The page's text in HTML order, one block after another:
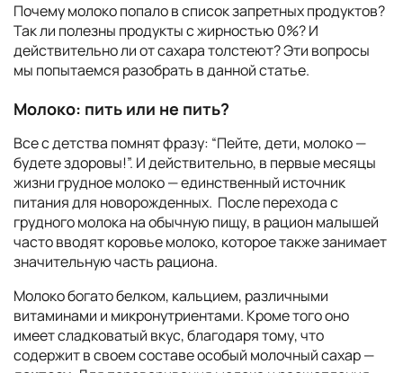
Почему молоко попало в список запретных продуктов?
Так ли полезны продукты с жирностью 0%? И
действительно ли от сахара толстеют? Эти вопросы
мы попытаемся разобрать в данной статье.
Молоко: пить или не пить?
Все с детства помнят фразу: “Пейте, дети, молоко —
будете здоровы!”. И действительно, в первые месяцы
жизни грудное молоко — единственный источник
питания для новорожденных. После перехода с
грудного молока на обычную пищу, в рацион малышей
часто вводят коровье молоко, которое также занимает
значительную часть рациона.
Молоко богато белком, кальцием, различными
витаминами и микронутриентами. Кроме того оно
имеет сладковатый вкус, благодаря тому, что
содержит в своем составе особый молочный сахар —